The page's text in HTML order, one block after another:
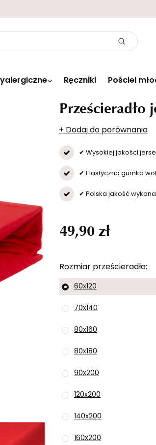
Ręczniki Pościel
Prześcieradło
+ Dodaj do porównania
✔ Wysokiej jakości
✔ Elastyczna gumka
✔ Polska jakość
Rozmiar prześcieradła
60x120
70x140
80x160
80x180
90x200
120x200
140x200
160x200
49,90 zł